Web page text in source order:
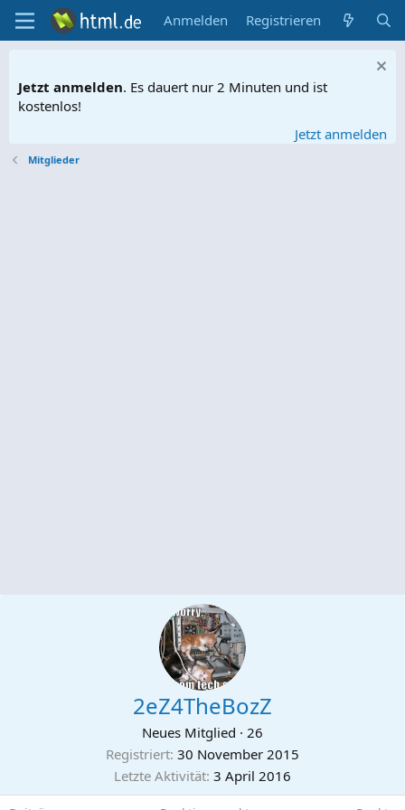
Anmelden Registrieren
Jetzt anmelden. Es dauert nur 2 Minuten und ist
kostenlos!
Jetzt anmelden
Mitglieder
2eZ4TheBozZ
Neues Mitglied · 26
Registriert 30 November 2015
Letzte Aktivität 3 April 2016